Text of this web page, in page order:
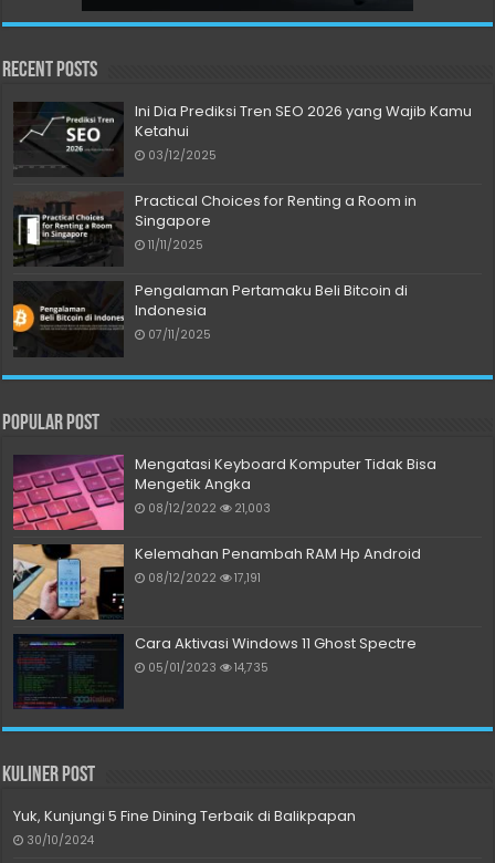
Recent Posts
Ini Dia Prediksi Tren SEO 2026 yang Wajib Kamu
Ketahui
03/12/2025
Practical Choices for Renting a Room in
Singapore
11/11/2025
Pengalaman Pertamaku Beli Bitcoin di
Indonesia
07/11/2025
Popular Post
Mengatasi Keyboard Komputer Tidak Bisa
Mengetik Angka
08/12/2022 21,003
Kelemahan Penambah RAM Hp Android
08/12/2022 17,191
Cara Aktivasi Windows 11 Ghost Spectre
05/01/2023 14,735
Kuliner Post
Yuk, Kunjungi 5 Fine Dining Terbaik di Balikpapan
30/10/2024